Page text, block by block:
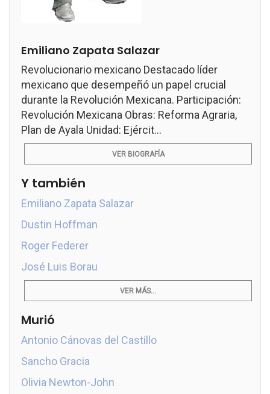
Emiliano Zapata Salazar
Revolucionario mexicano Destacado líder
mexicano que desempeñó un papel crucial
durante la Revolución Mexicana. Participación:
Revolución Mexicana Obras: Reforma Agraria,
Plan de Ayala Unidad: Ejércit...
VER BIOGRAFÍA
Y también
Emiliano Zapata Salazar
Dustin Hoffman
Roger Federer
José Luis Borau
VER MÁS...
Murió
Antonio Cánovas del Castillo
Sancho Gracia
Olivia Newton-John